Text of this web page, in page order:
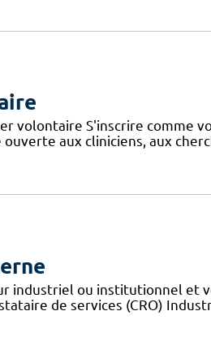
volontaire S'inscrire comme
aux cliniciens, aux
industriel ou institutionnel et
de services (CRO)